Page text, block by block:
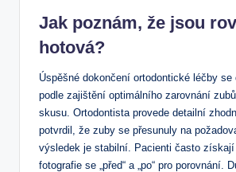
Jak poznám, že jsou
hotová?
Úspěšné dokončení ortodontické léčby se
podle zajištění optimálního zarovnání
skusu. Ortodontista provede detailní
potvrdil, že zuby se přesunuly na
výsledek je stabilní. Pacienti často
fotografie se „před“ a „po“ pro porovnání.